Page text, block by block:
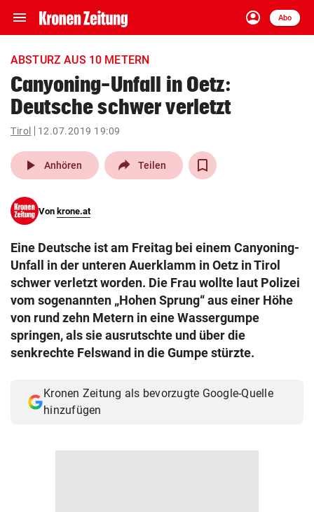
menu Navigation
ein-/ausklappen
account_circle
Anmelden
Abo
close Schließen
account_circle Anmelden
arrow_right
pin_drop
Wien arrow_right
search
eingeben
Muthgasse 2, 1190 Wien
ABSTURZ AUS 10 METERN
Canyoning-Unfall in Oetz:
Deutsche schwer verletzt
Tirol 12.07.2019 19:09
play_arrow Anhören Teilen
Von krone.at
Eine Deutsche ist am Freitag bei einem Canyoning-
Unfall in der unteren Auerklamm in Oetz in Tirol
schwer verletzt worden. Die Frau wollte laut Polizei
vom sogenannten „Hohen Sprung“ aus einer Höhe
von rund zehn Metern in eine Wassergumpe
springen, als sie ausrutschte und über die
senkrechte Felswand in die Gumpe stürzte.
Kronen Zeitung als bevorzugte Google-Quelle
hinzufügen